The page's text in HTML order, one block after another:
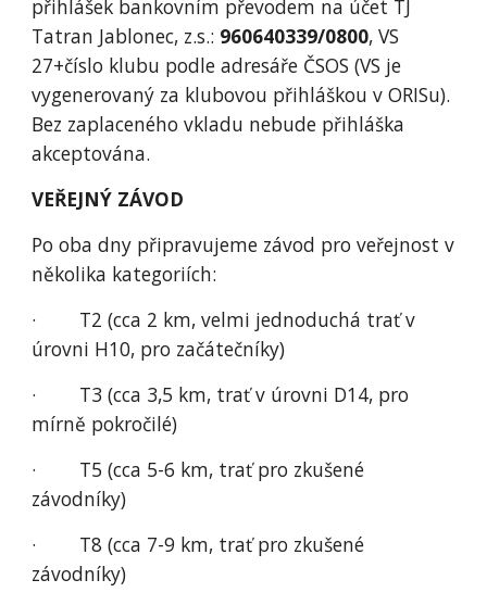
přihlášek bankovním převodem na účet TJ
Tatran Jablonec, z.s.: 960640339/0800, VS
27+číslo klubu podle adresáře ČSOS (VS je
vygenerovaný za klubovou přihláškou v ORISu).
Bez zaplaceného vkladu nebude přihláška
akceptována.
VEŘEJNÝ ZÁVOD
Po oba dny připravujeme závod pro veřejnost v
několika kategoriích:
·        T2 (cca 2 km, velmi jednoduchá trať v
úrovni H10, pro začátečníky)
·        T3 (cca 3,5 km, trať v úrovni D14, pro
mírně pokročilé)
·        T5 (cca 5-6 km, trať pro zkušené
závodníky)
·        T8 (cca 7-9 km, trať pro zkušené
závodníky)